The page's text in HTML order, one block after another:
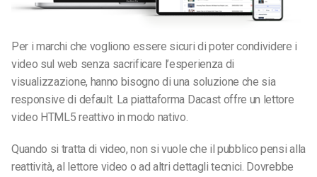
Per i marchi che vogliono essere sicuri di poter condividere i
video sul web senza sacrificare l’esperienza di
visualizzazione, hanno bisogno di una soluzione che sia
responsive di default. La piattaforma Dacast offre un lettore
video HTML5 reattivo in modo nativo.
Quando si tratta di video, non si vuole che il pubblico pensi alla
reattività, al lettore video o ad altri dettagli tecnici. Dovrebbe